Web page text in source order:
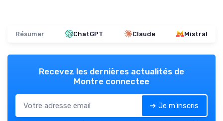
Résumer ChatGPT Claude Mistral
Recevez les dernières actualités de
Montre connectee
➔ Je m'inscris